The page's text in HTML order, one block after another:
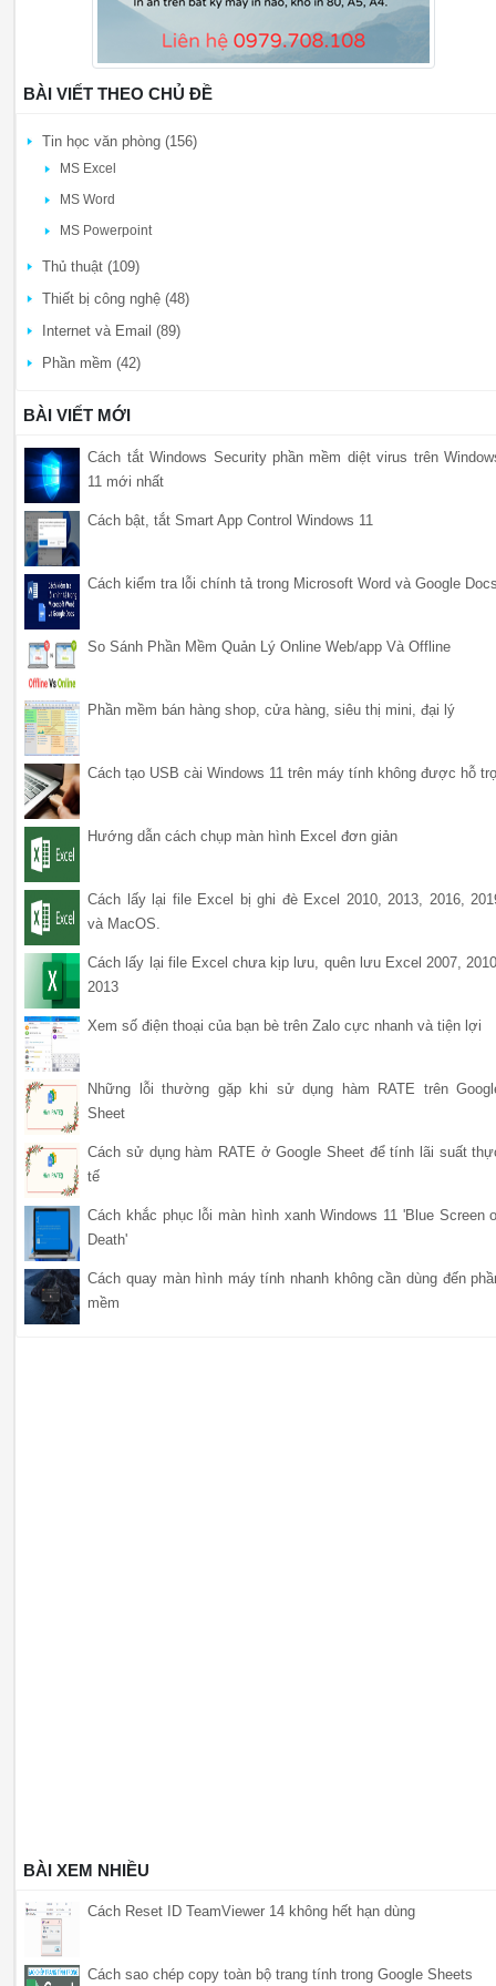
BÀI VIẾT THEO CHỦ ĐỀ
Tin học văn phòng (156)
MS Excel
MS Word
MS Powerpoint
Thủ thuật (109)
Thiết bị công nghệ (48)
Internet và Email (89)
Phần mềm (42)
BÀI VIẾT MỚI
Cách tắt Windows Security phần mềm diệt virus trên
11 mới nhất
Cách bật, tắt Smart App Control Windows 11
Cách kiểm tra lỗi chính tả trong Microsoft Word và Google
So Sánh Phần Mềm Quản Lý Online Web/app Và Offline
Phần mềm bán hàng shop, cửa hàng, siêu thị mini, đại lý
Cách tạo USB cài Windows 11 trên máy tính không được hỗ
Hướng dẫn cách chụp màn hình Excel đơn giản
Cách lấy lại file Excel bị ghi đè Excel 2010, 2013, 2016,
và MacOS.
Cách lấy lại file Excel chưa kịp lưu, quên lưu Excel 2007,
2013
Xem số điện thoại của bạn bè trên Zalo cực nhanh và tiện lợi
Những lỗi thường gặp khi sử dụng hàm RATE trên
Sheet
Cách sử dụng hàm RATE ở Google Sheet để tính lãi suất
tế
Cách khắc phục lỗi màn hình xanh Windows 11 'Blue Screen
Death'
Cách quay màn hình máy tính nhanh không cần dùng đến
mềm
BÀI XEM NHIỀU
Cách Reset ID TeamViewer 14 không hết hạn dùng
Cách sao chép copy toàn bộ trang tính trong Google Sheets